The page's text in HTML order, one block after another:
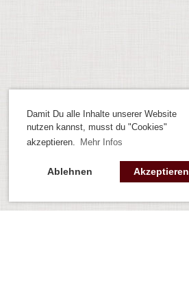
Damit Du alle Inhalte unserer Website
nutzen kannst, musst du "Cookies"
akzeptieren.
Mehr Infos
Ablehnen Akzeptieren